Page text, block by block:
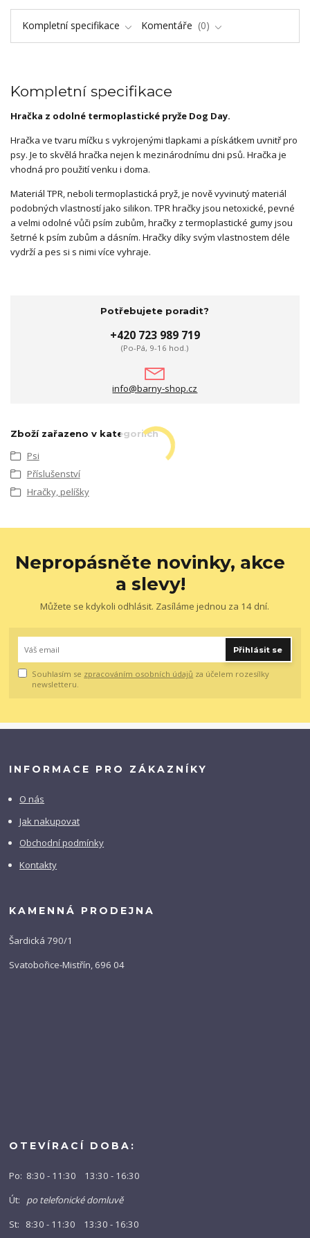
Kompletní specifikace Komentáře 0
Kompletní specifikace
Hračka z odolné termoplastické pryže Dog Day.
Hračka ve tvaru míčku s vykrojenými tlapkami a pískátkem uvnitř pro
psy. Je to skvělá hračka nejen k mezinárodnímu dni psů. Hračka je
vhodná pro použití venku i doma.
Materiál TPR, neboli termoplastická pryž, je nově vyvinutý materiál
podobných vlastností jako silikon. TPR hračky jsou netoxické, pevné
a velmi odolné vůči psím zubům, hračky z termoplastické gumy jsou
šetrné k psím zubům a dásním. Hračky díky svým vlastnostem déle
vydrží a pes si s nimi více vyhraje.
Potřebujete poradit?
+420 723 989 719
(Po-Pá, 9-16 hod.)
info@barny-shop.cz
Zboží zařazeno v kategoriích
Psi
Příslušenství
Hračky, pelíšky
Nepropásněte novinky, akce
a slevy!
Můžete se kdykoli odhlásit. Zasíláme jednou za 14 dní.
Přihlásit se
Souhlasím se zpracováním osobních údajů za účelem rozesílky
newsletteru.
INFORMACE PRO ZÁKAZNÍKY
O nás
Jak nakupovat
Obchodní podmínky
Kontakty
KAMENNÁ PRODEJNA
Šardická 790/1
Svatobořice-Mistřín, 696 04
OTEVÍRACÍ DOBA:
Po: 8:30 - 11:30 13:30 - 16:30
Út: po telefonické domluvě
St: 8:30 - 11:30 13:30 - 16:30